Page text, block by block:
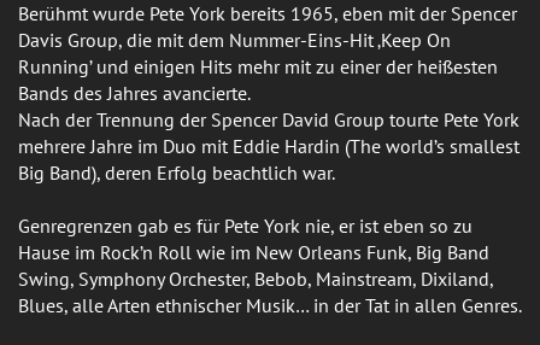
Berühmt wurde Pete York bereits 1965, eben mit der Spencer
Davis Group, die mit dem Nummer-Eins-Hit ‚Keep On
Running’ und einigen Hits mehr mit zu einer der heißesten
Bands des Jahres avancierte.
Nach der Trennung der Spencer David Group tourte Pete York
mehrere Jahre im Duo mit Eddie Hardin (The world’s smallest
Big Band), deren Erfolg beachtlich war.
Genregrenzen gab es für Pete York nie, er ist eben so zu
Hause im Rock’n Roll wie im New Orleans Funk, Big Band
Swing, Symphony Orchester, Bebob, Mainstream, Dixiland,
Blues, alle Arten ethnischer Musik… in der Tat in allen Genres.